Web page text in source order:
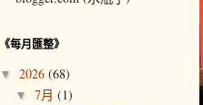
《每月匯整》
▼ 2026 (68)
▼ 7月 (1)